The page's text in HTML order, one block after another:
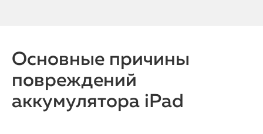
Основные причины
повреждений
аккумулятора iPad